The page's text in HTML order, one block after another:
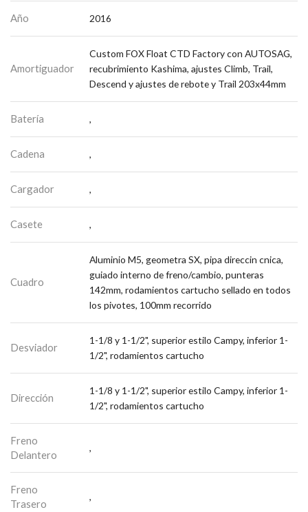
Año 2016
Amortiguador
Custom FOX Float CTD Factory con AUTOSAG,
recubrimiento Kashima, ajustes Climb, Trail,
Descend y ajustes de rebote y Trail 203x44mm
Batería ,
Cadena ,
Cargador ,
Casete ,
Cuadro
Aluminio M5, geometra SX, pipa direccin cnica,
guiado interno de freno/cambio, punteras
142mm, rodamientos cartucho sellado en todos
los pivotes, 100mm recorrido
Desviador
1-1/8 y 1-1/2", superior estilo Campy, inferior 1-
1/2", rodamientos cartucho
Dirección
1-1/8 y 1-1/2", superior estilo Campy, inferior 1-
1/2", rodamientos cartucho
Freno
Delantero
,
Freno
Trasero
,